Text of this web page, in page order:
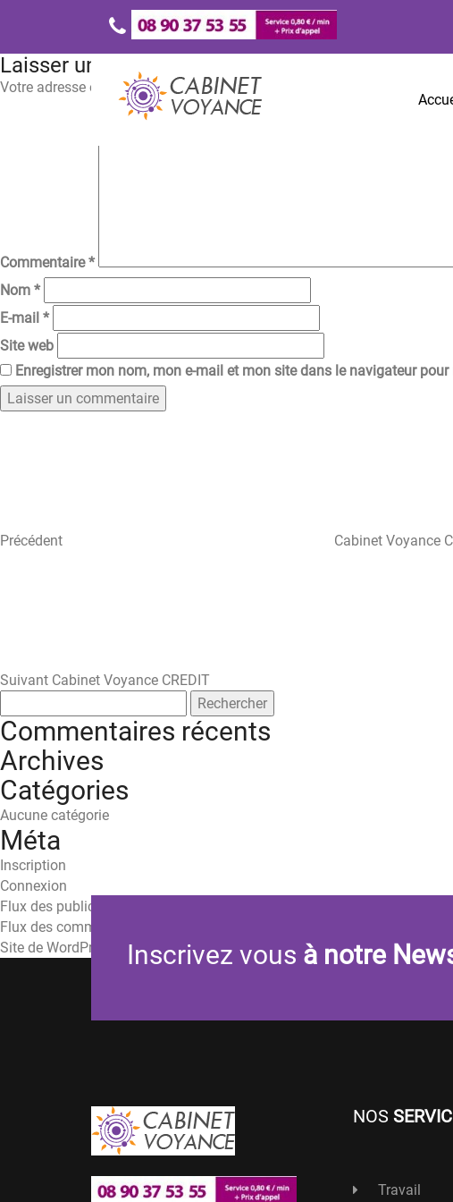
Laisser un commentaire
Votre adresse e-mail ne sera pas publiée. Les champs obligatoires sont
Commentaire*
Nom *
E-mail *
Site web
Enregistrer mon nom, mon e-mail et mon site dans le navigateur
Précédent
Cabinet Voyance
Suivant Cabinet Voyance CREDIT
Commentaires récents
Archives
Catégories
Aucune catégorie
Méta
Inscription
Connexion
Flux des publications
Flux des commentaires
Site de WordPress-FRInscrivez vous à notre
NOS
Travail